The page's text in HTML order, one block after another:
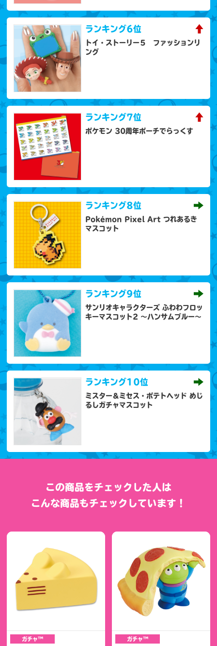
ランキング6位
トイ・ストーリー５ ファッションリ
ング
ランキング7位
ポケモン 30周年ポーチでらっくす
ランキング8位
Pokémon Pixel Art つれあるき
マスコット
ランキング9位
サンリオキャラクターズ ふわわフロッ
キーマスコット2 ～ハンサムブルー～
ランキング10位
ミスター＆ミセス・ポテトヘッド めじ
るしガチャマスコット
この商品をチェックした人は
こんな商品もチェックしています！
ガチャ™ ガチャ™